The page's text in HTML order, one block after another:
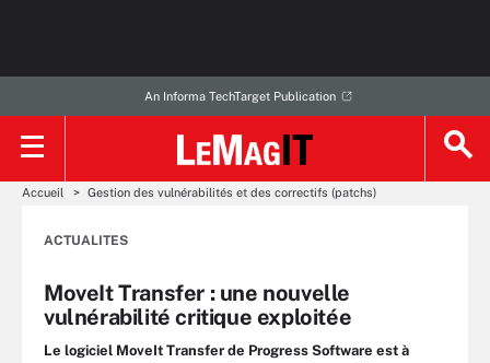
An Informa TechTarget Publication
Accueil Gestion des vulnérabilités et des correctifs (patchs)
ACTUALITES
MoveIt Transfer : une nouvelle
vulnérabilité critique exploitée
Le logiciel MoveIt Transfer de Progress Software est à